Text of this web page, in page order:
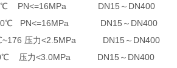
PN<=16MPa DN15～DN400
PN<=16MPa DN15～DN400
压力<2.5MPa DN15～DN400
压力<3.0MPa DN15～DN400